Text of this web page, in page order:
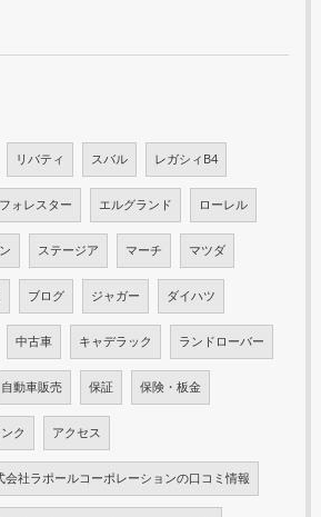
リバティ スバル レガシィB4
フォレスター エルグランド ローレル
ステージア マーチ マツダ
ブログ ジャガー ダイハツ
中古車 キャデラック ランドローバー
自動車販売 保証 保険・板金
ク アクセス
社ラポールコーポレーションの口コミ情報